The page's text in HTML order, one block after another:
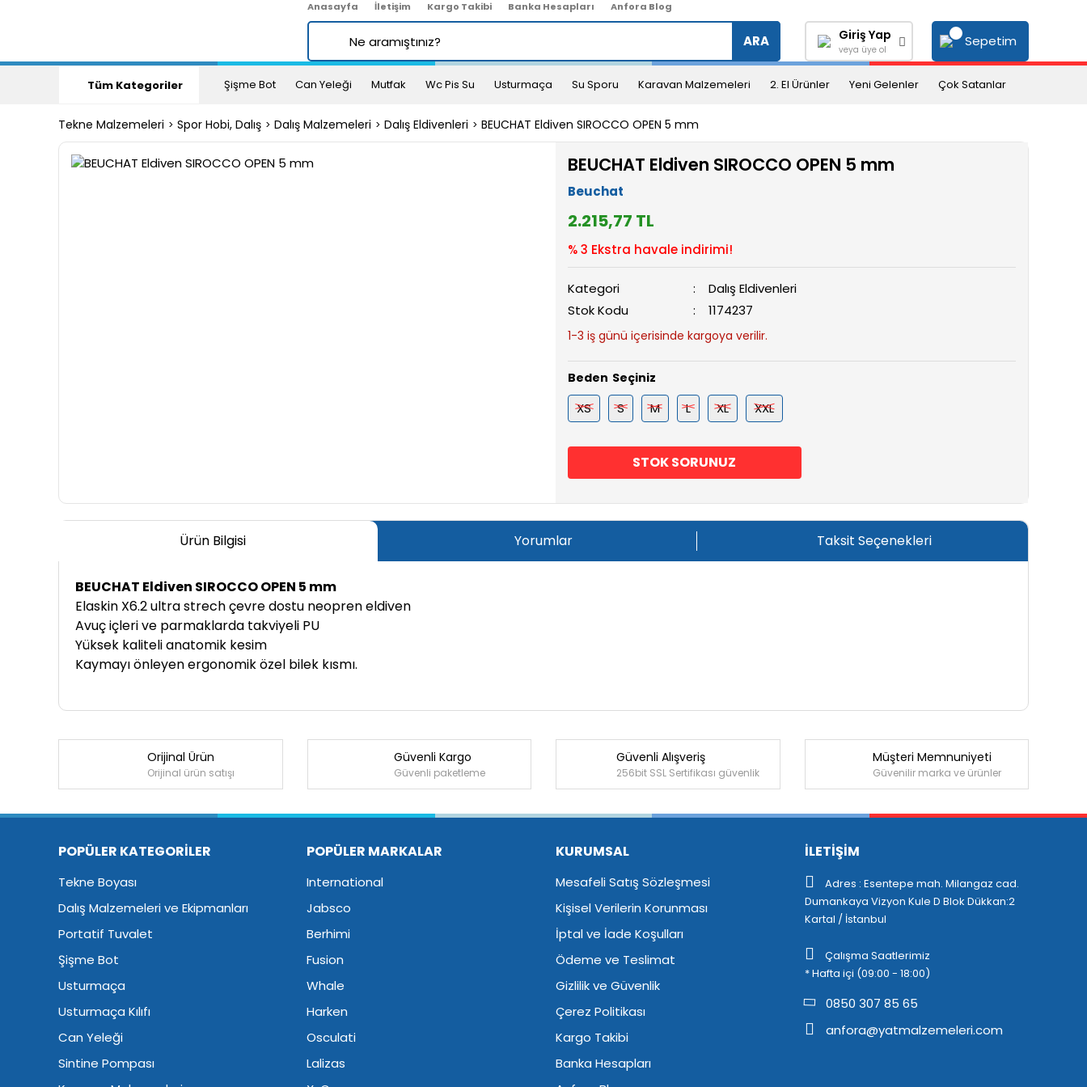
Anasayfa İletişim Kargo Takibi Banka Hesapları Anfora Blog
ARA Giriş Yap
veya üye ol
Sepetim
Tüm Kategoriler Şişme Bot Can Yeleği Mutfak Wc Pis Su Usturmaça Su Sporu Karavan Malzemeleri 2. El Ürünler Yeni Gelenler Çok Satanlar
Tekne Malzemeleri Spor Hobi, Dalış Dalış Malzemeleri Dalış Eldivenleri BEUCHAT Eldiven SIROCCO OPEN 5 mm
BEUCHAT Eldiven SIROCCO OPEN 5 mm
Beuchat
2.215,77 TL
% 3 Ekstra havale indirimi!
Kategori
Dalış Eldivenleri
Stok Kodu
1174237
1-3 iş günü içerisinde kargoya verilir.
Beden
XS S M L XL XXL
STOK SORUNUZ
Ürün Bilgisi Yorumlar Taksit Seçenekleri
BEUCHAT Eldiven SIROCCO OPEN 5 mm
Elaskin X6.2 ultra strech çevre dostu neopren eldiven
Avuç içleri ve parmaklarda takviyeli PU
Yüksek kaliteli anatomik kesim
Kaymayı önleyen ergonomik özel bilek kısmı.
Bu ürüne ilk yorumu siz yapın!
Orijinal Ürün
Orijinal ürün satışı
Güvenli Kargo
Güvenli paketleme
Güvenli Alışveriş
256bit SSL Sertifikası güvenlik
Müşteri Memnuniyeti
Güvenilir marka ve ürünler
POPÜLER KATEGORİLER
Tekne Boyası
Dalış Malzemeleri ve Ekipmanları
Portatif Tuvalet
Şişme Bot
Usturmaça
Usturmaça Kılıfı
Can Yeleği
Sintine Pompası
POPÜLER MARKALAR
International
Jabsco
Berhimi
Fusion
Whale
Harken
Osculati
Lalizas
KURUMSAL
Mesafeli Satış Sözleşmesi
Kişisel Verilerin Korunması
İptal ve İade Koşulları
Ödeme ve Teslimat
Gizlilik ve Güvenlik
Çerez Politikası
Kargo Takibi
Banka Hesapları
İLETİŞİM
Adres : Esentepe mah. Milangaz cad.
Dumankaya Vizyon Kule D Blok Dükkan:2
Kartal / İstanbul
Çalışma Saatlerimiz
* Hafta içi (09:00 - 18:00)
0850 307 85 65
anfora@yatmalzemeleri.com